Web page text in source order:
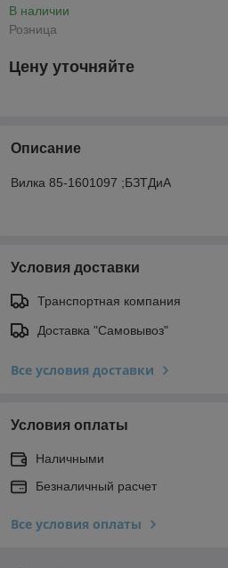
В наличии
Розница
Цену уточняйте
Описание
Вилка 85-1601097 ;БЗТДиА
Условия доставки
Транспортная компания
Доставка "Самовывоз"
Все условия доставки
Условия оплаты
Наличными
Безналичный расчет
Все условия оплаты